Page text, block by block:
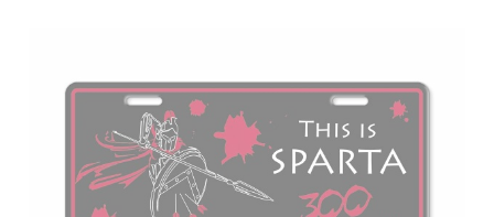
ΧΡΙΣΤΟΥΓΕΝΝΙΑΤΙΚΕΣ
ΜΠΑΛΕΣ